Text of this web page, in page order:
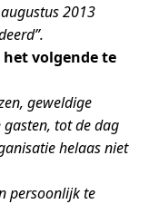
2013
volgende te
geweldige
tot de dag
helaas niet
persoonlijk te